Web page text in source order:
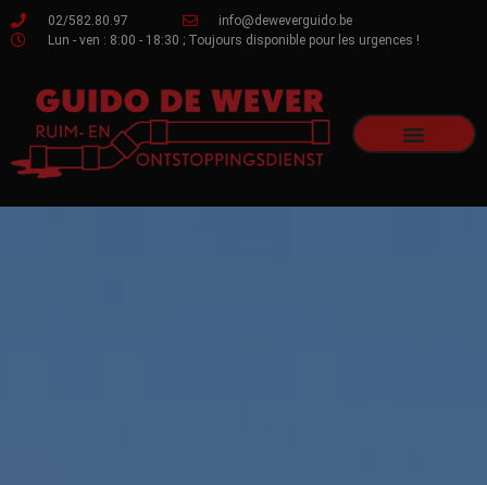
02/582.80.97
info@deweverguido.be
Lun - ven : 8:00 - 18:30 ; Toujours disponible pour les urgences !